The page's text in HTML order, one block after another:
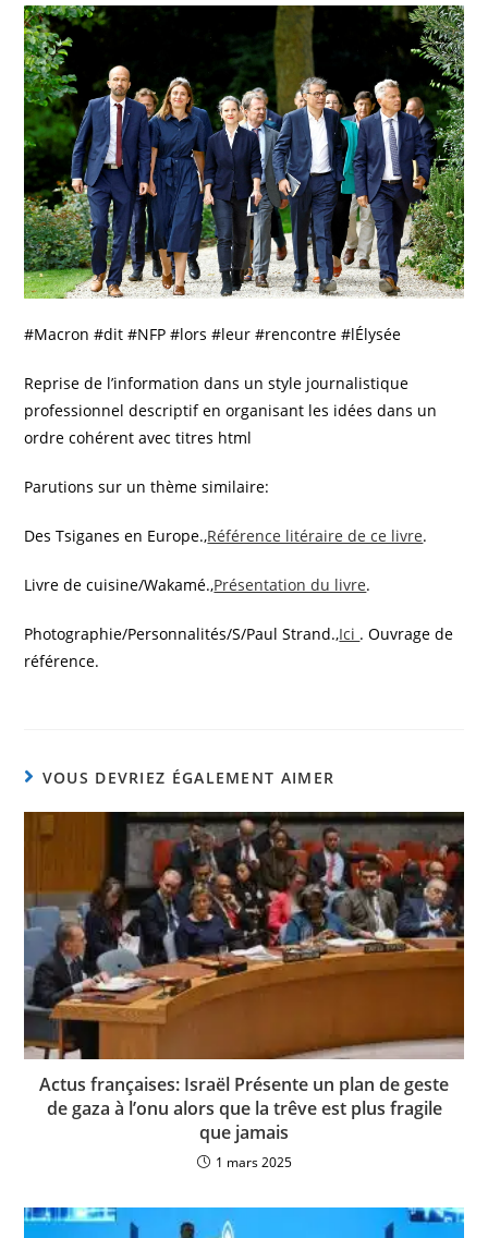
#Macron #dit #NFP #lors #leur #rencontre #lÉlysée
Reprise de l’information dans un style journalistique
professionnel descriptif en organisant les idées dans un
ordre cohérent avec titres html
Parutions sur un thème similaire:
Des Tsiganes en Europe.,Référence litéraire de ce livre.
Livre de cuisine/Wakamé.,Présentation du livre.
Photographie/Personnalités/S/Paul Strand.,Ici . Ouvrage de
référence.
VOUS DEVRIEZ ÉGALEMENT AIMER
Actus françaises: Israël Présente un plan de geste
de gaza à l’onu alors que la trêve est plus fragile
que jamais
1 mars 2025